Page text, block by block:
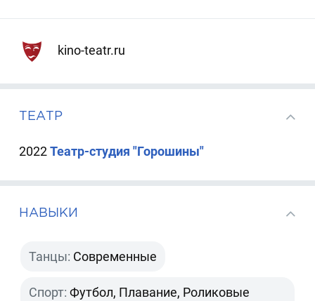
kino-teatr.ru
ТЕАТР
2022Театр-студия "Горошины"
НАВЫКИ
Танцы: Современные
Спорт: Футбол, Плавание, Роликовые